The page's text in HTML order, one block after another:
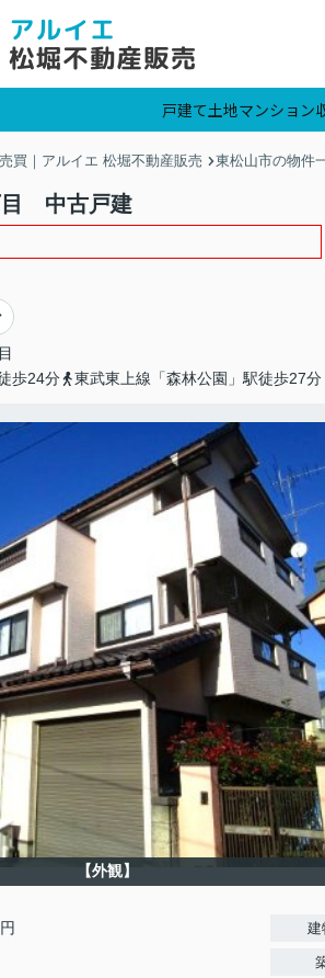
戸建て土地マンション
買｜アルイエ 松堀不動産販売 東松山市の物件
目 中古戸建
歩24分
東武東上線「森林公園」駅徒歩27分
【外観】
建